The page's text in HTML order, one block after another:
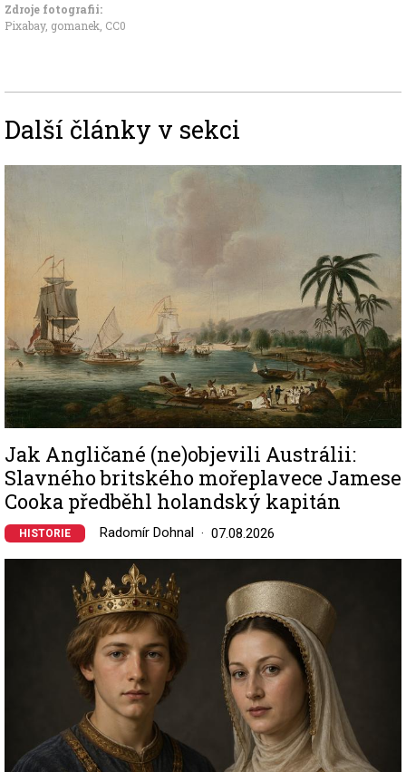
Zdroje fotografii:
Pixabay, gomanek CC0
Další články v sekci
Jak Angličané (ne)objevili Austrálii:
Slavného britského mořeplavece Jamese
Cooka předběhl holandský kapitán
HISTORIE Radomír Dohnal 07.08.2026